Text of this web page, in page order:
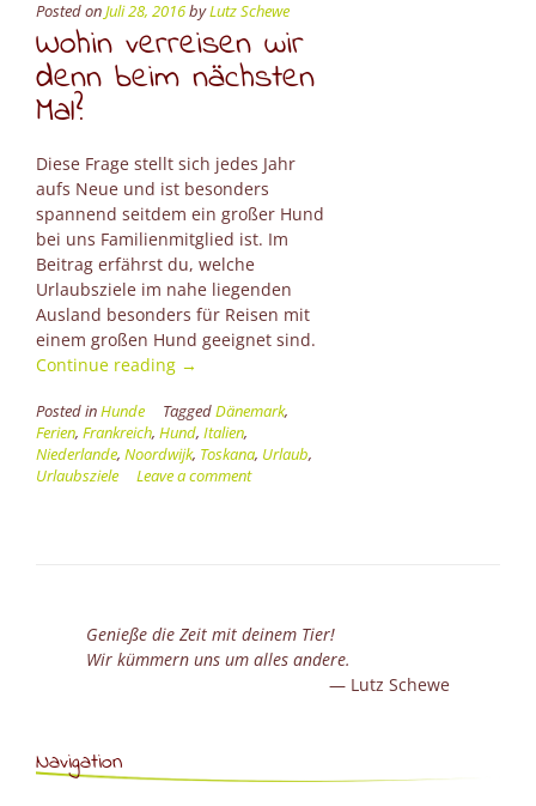
Posted onJuli 28, 2016byLutz Schewe
Wohin verreisen wir
denn beim nächsten
Mal?
Diese Frage stellt sich jedes Jahr
aufs Neue und ist besonders
spannend seitdem ein großer Hund
bei uns Familienmitglied ist. Im
Beitrag erfährst du, welche
Urlaubsziele im nahe liegenden
Ausland besonders für Reisen mit
einem großen Hund geeignet sind.
Continue reading “Urlaub
dem
großen
Hund”
→
Posted inHunde TaggedDänemark,
Ferien, Frankreich, Hund, Italien,
Niederlande, Noordwijk, Toskana, Urlaub,
Urlaubsziele
Leave a comment
Genieße die Zeit mit deinem Tier!
Wir kümmern uns um alles andere.
Lutz Schewe
Navigation